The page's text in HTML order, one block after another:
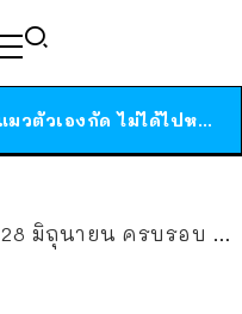
ได้เวลาเด็กหนวดรวมตัว RF Online Next เปิดให้เล่นแล้ว เกม Sci-Fi MMORPG ระดับตำนาน เล่นได้ทั้งมือถือและ PC
28 มิถุนายน ครบรอบ 109 ปี อาร์คดยุค “ฟรานซ์ เฟอร์ดินานด์” ถูก ลอบปลงพระชนม์ ชนวนสู่สงครามโลก